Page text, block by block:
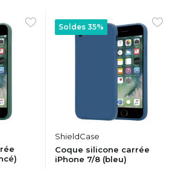
Soldes 35%
ShieldCase
Coque silicone carrée
iPhone 7/8 (bleu)